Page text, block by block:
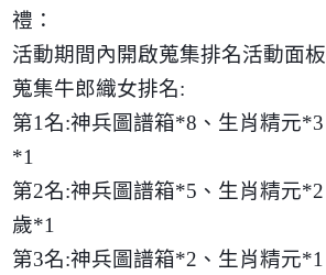
禮：
活動期間內開啟蒐集排名活動面板
蒐集牛郎織女排名:
第1名:神兵圖譜箱*8 、生肖精元*3
*1
第2名:神兵圖譜箱*5 、生肖精元*2
歲*1
第3名:神兵圖譜箱*2 、生肖精元*1